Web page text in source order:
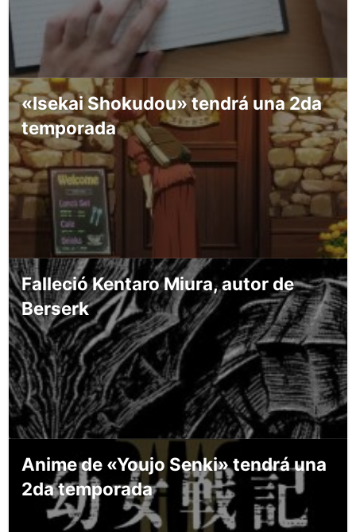
«Isekai Shokudou» tendrá una 2da
temporada
Falleció Kentaro Miura, autor de
Berserk
Anime de «Youjo Senki» tendrá una
2da temporada